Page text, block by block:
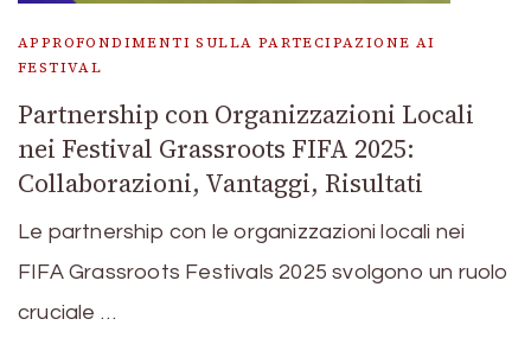
APPROFONDIMENTI SULLA PARTECIPAZIONE AI
FESTIVAL
Partnership con Organizzazioni Locali
nei Festival Grassroots FIFA 2025:
Collaborazioni, Vantaggi, Risultati
Le partnership con le organizzazioni locali nei
FIFA Grassroots Festivals 2025 svolgono un ruolo
cruciale …